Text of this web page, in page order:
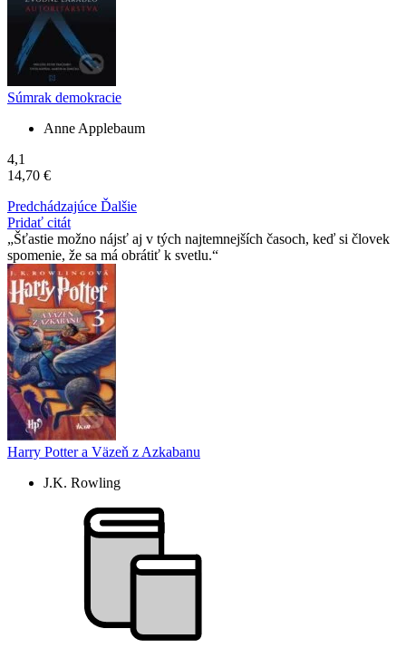
Súmrak demokracie
Anne Applebaum
4,1
14,70 €
Predchádzajúce Ďalšie
Pridať citát
Šťastie možno nájsť aj v tých najtemnejších časoch, keď si človek
spomenie, že sa má obrátiť k svetlu.
Harry Potter a Väzeň z Azkabanu
J.K. Rowling